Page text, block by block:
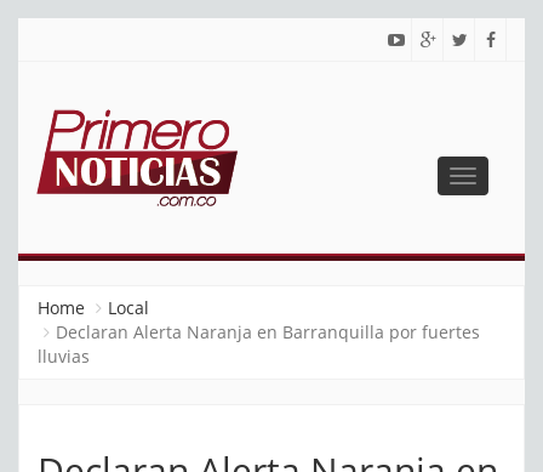
Toggle
Home
Local
Declaran Alerta Naranja en Barranquilla por fuertes
lluvias